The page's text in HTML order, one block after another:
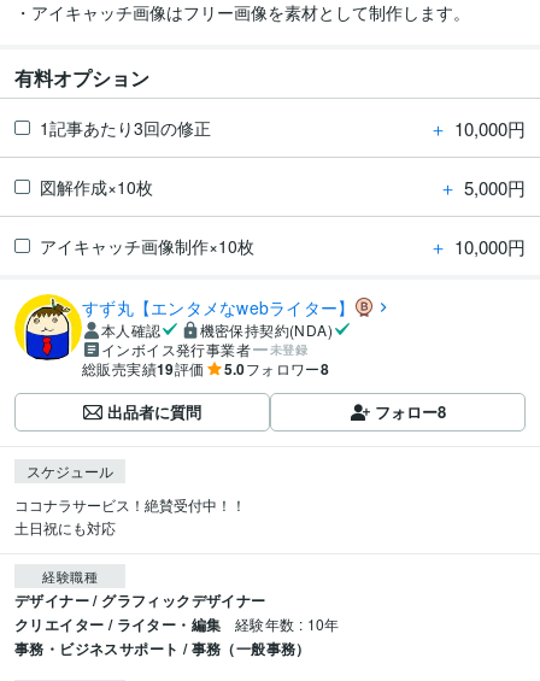
有料オプション
1記事あたり3回の修正 ＋ 10,000円
図解作成×10枚 ＋ 5,000円
アイキャッチ画像制作×10枚 ＋ 10,000円
すず丸【エンタメなwebライター】
本人確認
機密保持契約(NDA)
インボイス発行事業者
未登録
総販売実績19評価 5.0フォロワー8
出品者に質問 フォロー8
スケジュール
ココナラサービス！絶賛受付中！！
土日祝にも対応
経験職種
デザイナー / グラフィックデザイナー
クリエイター / ライター・編集
経験年数 : 10年
事務・ビジネスサポート / 事務（一般事務）